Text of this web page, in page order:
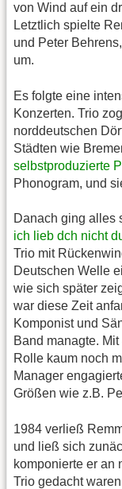
von Wind auf ein
Letztlich spielte
und Peter
um.
Es folgte eine
Konzerten. Trio
norddeutschen
Städten wie
selbstproduzierte
Phonogram, und
Danach ging alles
ich lieb dch nicht
Trio mit
Deutschen Welle
wie sich später
war diese Zeit
Komponist und
Band managte.
Rolle kaum noch
Manager
Größen wie z.B.
1984 verließ
und ließ sich
komponierte er an
Trio gedacht